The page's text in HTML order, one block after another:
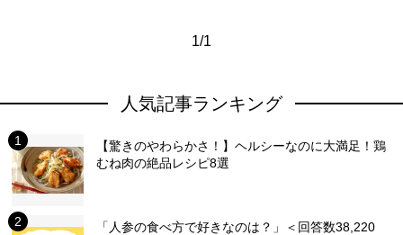
1/1
人気記事ランキング
【驚きのやわらかさ！】ヘルシーなのに大満足！鶏
むね肉の絶品レシピ8選
「人参の食べ方で好きなのは？」＜回答数38,220